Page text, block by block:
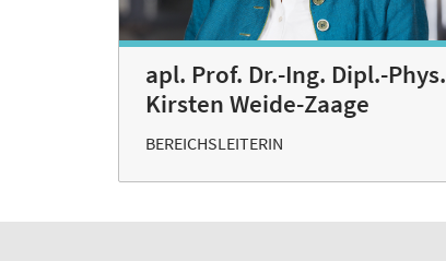
apl. Prof. Dr.-Ing. Dipl.-Phys.
Kirsten Weide-Zaage
BEREICHSLEITERIN